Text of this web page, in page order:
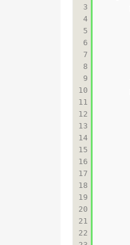
3
4
5
6
7
8
9
10
11
12
13
14
15
16
17
18
19
20
21
22